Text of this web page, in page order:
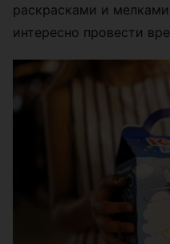
раскрасками и
интересно провести